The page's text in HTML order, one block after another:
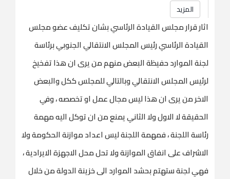
المزيد
اثار قرار مجلس القيادة الرئاسي بشان تكليف عضو مجلس
القيادة الرئاسي رئيس المجلس الانتقالي الجنوبي برئاسة
لجنة الموارد حفيظة البعض منهم من يرى ان هذا تفخيخ
لرئيس المجلس الانتقالي وبالتالي للمجلس ككل والبعض
الاخر من يرى ان هذا ليس مجال عمل او تخصصه ، وفي
الحقيقة لا الاول ولا الثاني يمنع من ان توكل اليه مهمة
رئاسة اللجنة ، فمهمة اللجنة ليس اعداد موازنة الحكومة ولا
الاشراف على انفاق الموازنة ولا تحل محل الاجهزة الايرادية ،
فهي لجنة ستهتم بحشد الموارد الى خزينة الدولة من خلال